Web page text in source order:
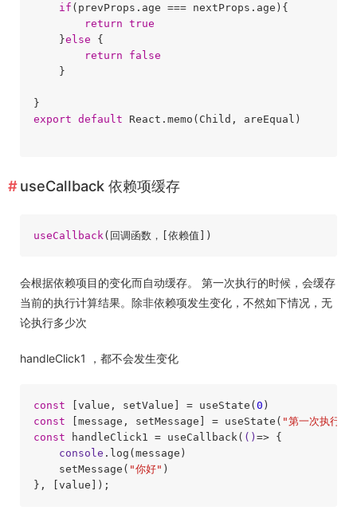
if (prevProps.age === nextProps.age){
return true
    }
else {
return
false
    }
export default React.memo(Child, areEqual)
useCallback 依赖项缓存
useCallback (回调函数， [依赖值]
会根据依赖项目的变化而自动缓存。 第一次执行的时候，会缓存
当前的执行计算结果。除非依赖项发生变化，不然如下情况，无
论执行多少次
handleClick1 ，都不会发生变化
const [value, setValue] = useState( 0
const [message, setMessage] = useState( "第一次执行"
const handleClick1 = useCallback( () => {
console .log(message)
    setMessage(
"你好" )